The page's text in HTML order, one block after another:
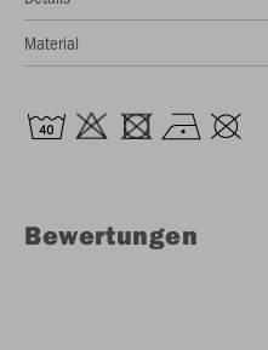
Material
Bewertungen